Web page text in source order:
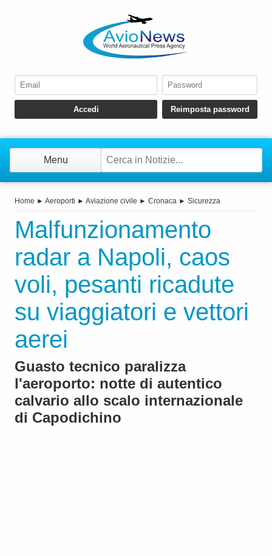
Menu
Home ► Aeroporti ► Aviazione civile ► Cronaca ► Sicurezza
Malfunzionamento
radar a Napoli, caos
voli, pesanti ricadute
su viaggiatori e vettori
aerei
Guasto tecnico paralizza
l'aeroporto: notte di autentico
calvario allo scalo internazionale
di Capodichino